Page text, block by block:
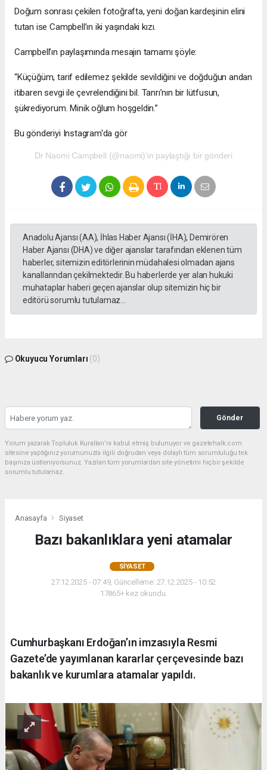
Doğum sonrası çekilen fotoğrafta, yeni doğan kardeşinin elini
tutan ise Campbell’ın iki yaşındaki kızı.
Campbell’ın paylaşımında mesajın tamamı şöyle:
“Küçüğüm, tarif edilemez şekilde sevildiğini ve doğduğun andan
itibaren sevgi ile çevrelendiğini bil. Tanrı’nın bir lütfusun,
şükrediyorum. Minik oğlum hoşgeldin.”
Bu gönderiyi Instagram'da gör
Dr Naomi Campbell (@naomi)'in paylaştığı bir gönderi
Anadolu Ajansı (AA), İhlas Haber Ajansı (İHA), Demirören
Haber Ajansı (DHA) ve diğer ajanslar tarafından eklenen tüm
haberler, sitemizin editörlerinin müdahalesi olmadan ajans
kanallarından çekilmektedir. Bu haberlerde yer alan hukuki
muhataplar haberi geçen ajanslar olup sitemizin hiç bir
editörü sorumlu tutulamaz...
Okuyucu Yorumları (0)
Gönder
Yorum yazarak Topluluk Kuralları’nı kabul etmiş bulunuyor ve gazetehalk.com
sitesine yaptığınız yorumunuzla ilgili doğrudan veya dolaylı tüm sorumluluğu tek
başınıza üstleniyorsunuz. Yazılan tüm yorumlardan site yönetimi hiçbir şekilde
sorumlu tutulamaz.
Anasayfa Siyaset
Bazı bakanlıklara yeni atamalar
SIYASET
27.12.2025 - 07:49, Güncelleme: 27.12.2025 - 10:52
17865+ kez okundu.
Cumhurbaşkanı Erdoğan’ın imzasıyla Resmi
Gazete’de yayımlanan kararlar çerçevesinde bazı
bakanlık ve kurumlara atamalar yapıldı.